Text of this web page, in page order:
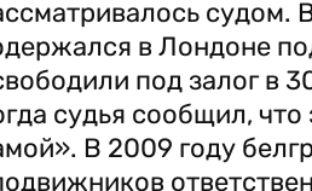
судом.
в Лондоне
под залог в
судья сообщил,
В 2009 году